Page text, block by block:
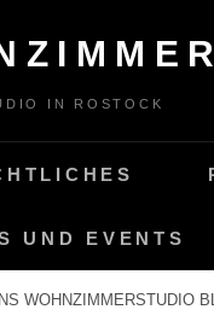
IN ROSTOCK
UND EVENTS
WOHNZIMMERSTUDIO